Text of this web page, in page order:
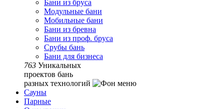
Бани из бруса
Модульные бани
Мобильные бани
Бани из бревна
Бани из проф. бруса
Срубы бань
Бани для бизнеса
763 Уникальных
проектов бань
разных технологий
Сауны
Парные